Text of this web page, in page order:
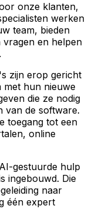
onze klanten,
werken
team, bieden
vragen en helpen
zijn erop gericht
met hun nieuwe
die ze nodig
van de software.
toegang tot een
online
gestuurde hulp
ingebouwd. Die
naar
één expert